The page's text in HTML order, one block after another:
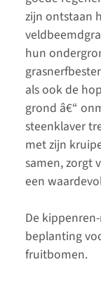
zijn ontstaan
hun
als ook de
grond â€“
steenklaver
met zijn
samen, zorgt
een
De
beplanting
fruitbomen.